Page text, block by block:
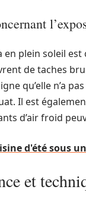
en plein soleil
de taches
qu’elle n’a
Il est
d’air froid
d'été sous
et